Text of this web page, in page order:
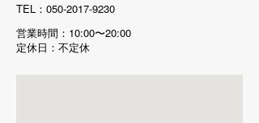
TEL：050-2017-9230
営業時間：10:00〜20:00
定休日：不定休